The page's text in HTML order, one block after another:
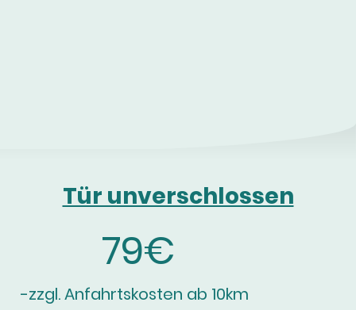
79€
-zzgl. Anfahrtskosten ab 10km
Tür unverschlossen